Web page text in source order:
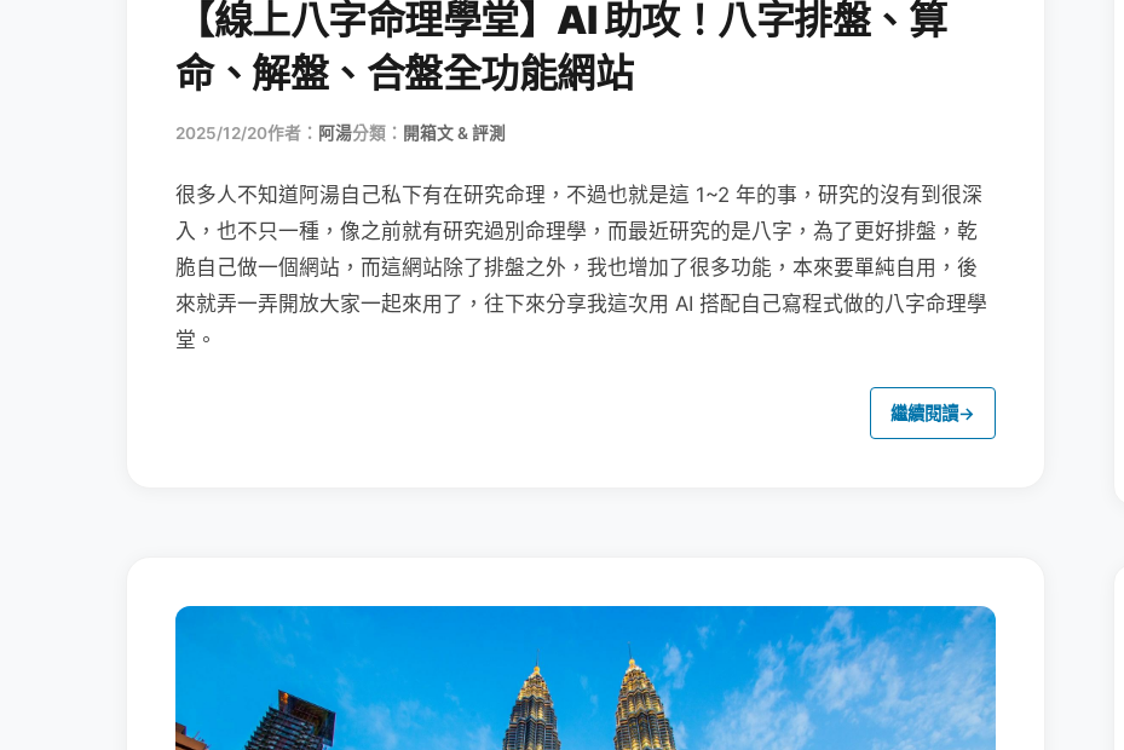
【線上八字命理學堂】AI 助攻！八字排盤、算
命、解盤、合盤全功能網站
2025/12/20作者： 阿湯分類： 開箱文 & 評測
很多人不知道阿湯自己私下有在研究命理，不過也就是這 1~2 年的事，研究的沒有到很深
入，也不只一種，像之前就有研究過別命理學，而最近研究的是八字，為了更好排盤，乾
脆自己做一個網站，而這網站除了排盤之外，我也增加了很多功能，本來要單純自用，後
來就弄一弄開放大家一起來用了，往下來分享我這次用 AI 搭配自己寫程式做的八字命理學
堂。
繼續閱讀→